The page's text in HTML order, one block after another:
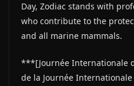
Day, Zodiac stands with
who contribute to the
and all marine mammals.
***[Journée Internationale
de la Journée